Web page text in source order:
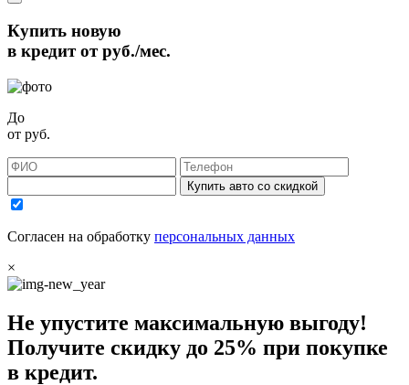
Купить новую
в кредит отруб./мес.
До
от руб.
Купить авто со скидкой
Согласен на обработку персональных данных
×
Не упустите максимальную выгоду!
Получите скидку до 25% при покупке
в кредит.